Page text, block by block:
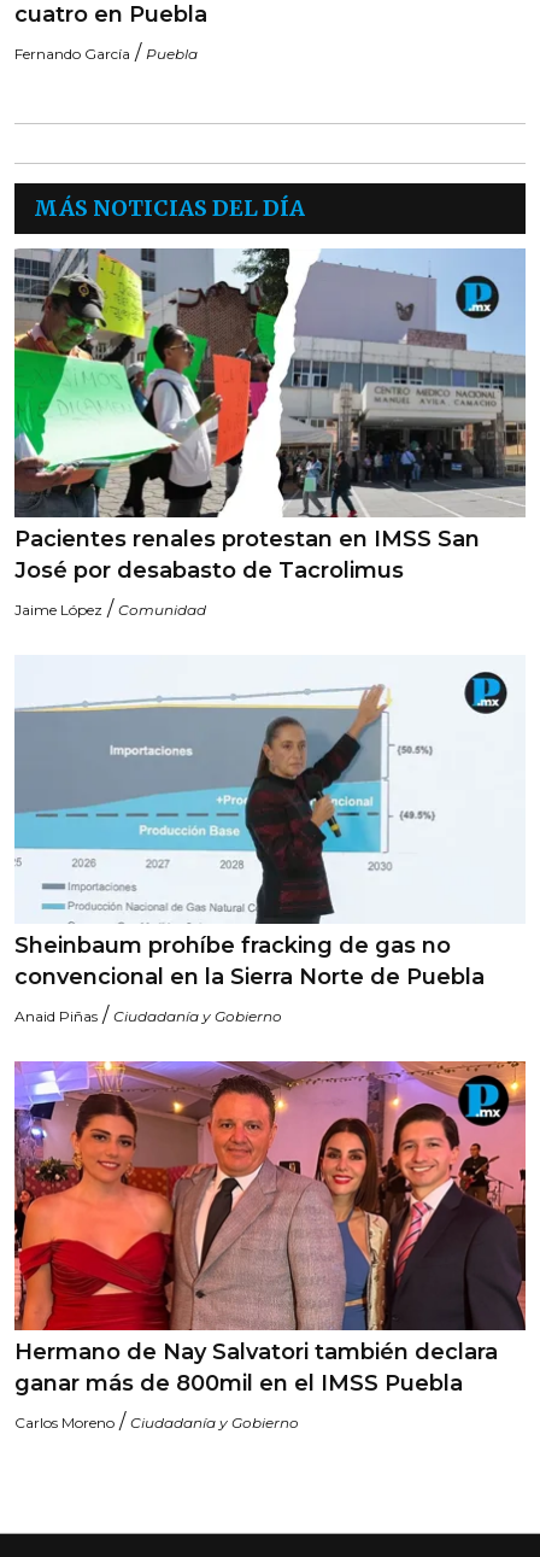
cuatro en Puebla
Fernando García / Puebla
MÁS NOTICIAS DEL DÍA
Pacientes renales protestan en IMSS San
José por desabasto de Tacrolimus
Jaime López / Comunidad
Sheinbaum prohíbe fracking de gas no
convencional en la Sierra Norte de Puebla
Anaid Piñas / Ciudadanía y Gobierno
Hermano de Nay Salvatori también declara
ganar más de 800mil en el IMSS Puebla
Carlos Moreno / Ciudadanía y Gobierno